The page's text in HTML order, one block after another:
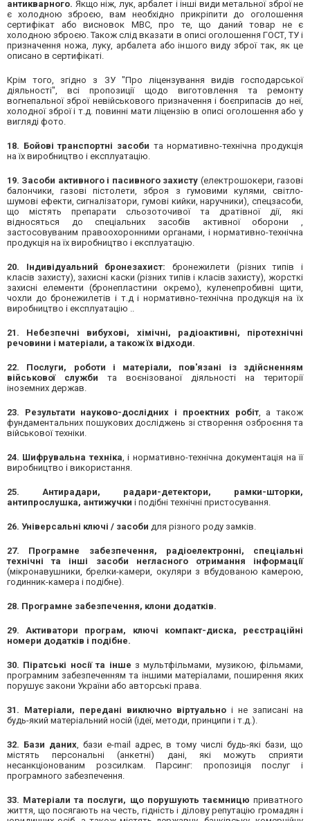
антикварного. Якщо ніж, лук, арбалет і інші види метальної зброї не
є холодною зброєю, вам необхідно прикріпити до оголошення
сертифікат або висновок МВС, про те, що даний товар не є
холодною зброєю. Також слід вказати в описі оголошення ГОСТ, ТУ і
призначення ножа, луку, арбалета або іншого виду зброї так, як це
описано в сертифікаті.
Крім того, згідно з ЗУ "Про ліцензування видів господарської
діяльності", всі пропозиції щодо виготовлення та ремонту
вогнепальної зброї невійськового призначення і боєприпасів до неї,
холодної зброї і т.д. повинні мати ліцензію в описі оголошення або у
вигляді фото.
18. Бойові транспортні засоби та нормативно-технічна продукція
на їх виробництво і експлуатацію.
19. Засоби активного і пасивного захисту (електрошокери, газові
балончики, газові пістолети, зброя з гумовими кулями, світло-
шумові ефекти, сигналізатори, гумові кийки, наручники), спецзасоби,
що містять препарати сльозоточивої та дратівної дії, які
відносяться до спеціальних засобів активної оборони ,
застосовуваним правоохоронними органами, і нормативно-технічна
продукція на їх виробництво і експлуатацію.
20. Індивідуальний бронезахист: бронежилети (різних типів і
класів захисту), захисні каски (різних типів і класів захисту), жорсткі
захисні елементи (бронепластини окремо), куленепробивні щити,
чохли до бронежилетів і т.д і нормативно-технічна продукція на їх
виробництво і експлуатацію ..
21. Небезпечні вибухові, хімічні, радіоактивні, піротехнічні
речовини і матеріали, а також їх відходи.
22. Послуги, роботи і матеріали, пов'язані із здійсненням
військової служби та воєнізованої діяльності на території
іноземних держав.
23. Результати науково-дослідних і проектних робіт, а також
фундаментальних пошукових досліджень зі створення озброєння та
військової техніки.
24. Шифрувальна техніка, і нормативно-технічна документація на її
виробництво і використання.
25. Антирадари, радари-детектори, рамки-шторки,
антипрослушка, антижучки і подібні технічні пристосування.
26. Універсальні ключі / засоби для різного роду замків.
27. Програмне забезпечення, радіоелектронні, спеціальні
технічні та інші засоби негласного отримання інформації
(мікронавушники, брелки-камери, окуляри з вбудованою камерою,
годинник-камера і подібне).
28. Програмне забезпечення, клони додатків.
29. Активатори програм, ключі компакт-диска, реєстраційні
номери додатків і подібне.
30. Піратські носії та інше з мультфільмами, музикою, фільмами,
програмним забезпеченням та іншими матеріалами, поширення яких
порушує закони України або авторські права.
31. Матеріали, передані виключно віртуально і не записані на
будь-який матеріальний носій (ідеї, методи, принципи і т.д.).
32. Бази даних, бази e-mail адрес, в тому числі будь-які бази, що
містять персональні (анкетні) дані, які можуть сприяти
несанкціонованим розсилкам. Парсинг: пропозиція послуг і
програмного забезпечення.
33. Матеріали та послуги, що порушують таємницю приватного
життя, що посягають на честь, гідність і ділову репутацію громадян і